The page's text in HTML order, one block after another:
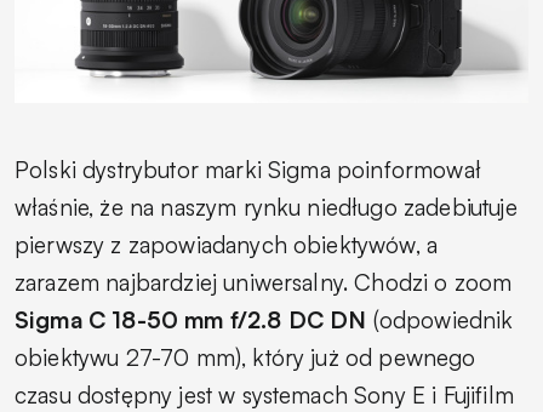
Polski dystrybutor marki Sigma poinformował
właśnie, że na naszym rynku niedługo zadebiutuje
pierwszy z zapowiadanych obiektywów, a
zarazem najbardziej uniwersalny. Chodzi o zoom
Sigma C 18-50 mm f/2.8 DC DN (odpowiednik
obiektywu 27-70 mm), który już od pewnego
czasu dostępny jest w systemach Sony E i Fujifilm